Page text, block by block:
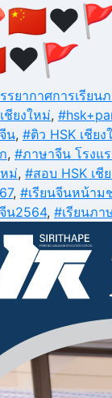
รยากาศการเรียน
ชียงใหม่,
น, #ติว HSK เชียง
, #ภาษาจีน โรงแ
หม่, #สอบ HSK เชี
, #เรียนจีนหน้าม
น2564, #เรียนภา